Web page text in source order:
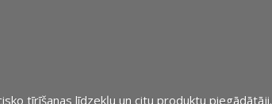
tīrīšanas līdzekļu un citu produktu piegādātāji.